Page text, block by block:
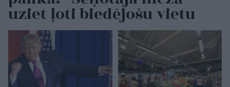
uziet ļoti biedējošu vietu